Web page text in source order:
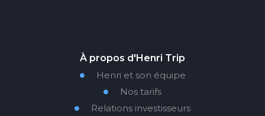
À propos d'Henri Trip
 Henri et son équipe
 Nos tarifs
 Relations investisseurs